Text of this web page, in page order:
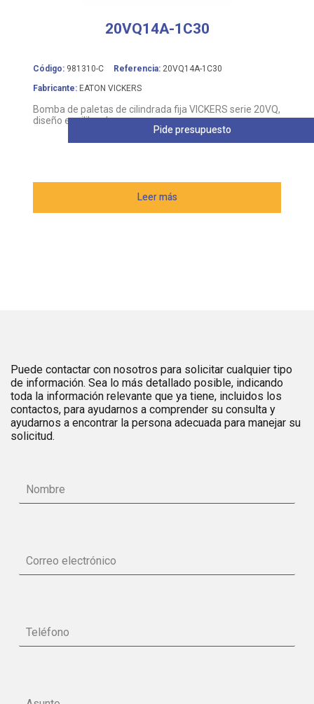
20VQ14A-1C30
Código: 981310-C Referencia: 20VQ14A-1C30
Fabricante: EATON VICKERS
Bomba de paletas de cilindrada fija VICKERS serie 20VQ,
diseño equilibrado
Leer más
Pide presupuesto
Puede contactar con nosotros para solicitar cualquier tipo
de información. Sea lo más detallado posible, indicando
toda la información relevante que ya tiene, incluidos los
contactos, para ayudarnos a comprender su consulta y
ayudarnos a encontrar la persona adecuada para manejar su
solicitud.